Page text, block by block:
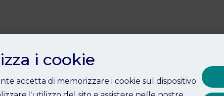
i cookie
accetta di memorizzare i cookie sul dispositivo